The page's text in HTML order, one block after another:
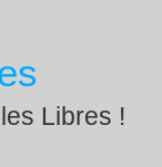
Libres !